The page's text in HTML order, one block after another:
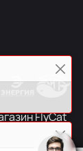
FlyCat